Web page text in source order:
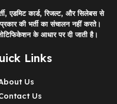
एडमिट कार्ड, रिजल्ट, और सिलेबस से
की भर्ती का संचालन नहीं करते।
के आधार पर दी जाती है।
Links
Us
Us